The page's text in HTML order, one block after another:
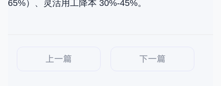
65%）、灵活用工降本 30%-45%。
上一篇 下一篇